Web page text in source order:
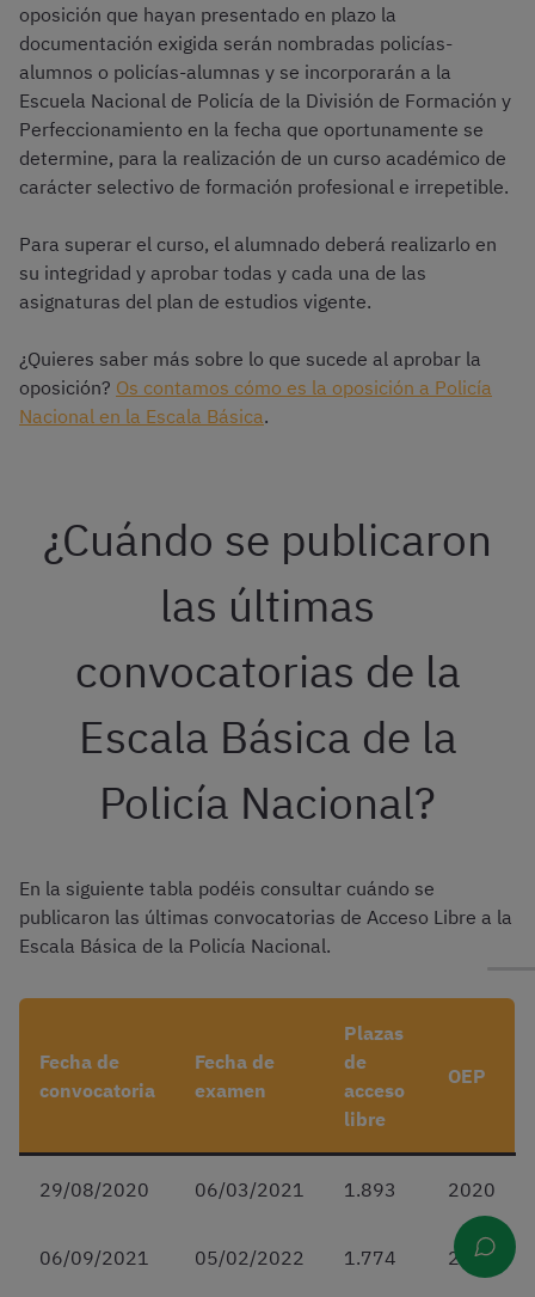
oposición que hayan presentado en plazo la
documentación exigida serán nombradas policías-
alumnos o policías-alumnas y se incorporarán a la
Escuela Nacional de Policía de la División de Formación y
Perfeccionamiento en la fecha que oportunamente se
determine, para la realización de un curso académico de
carácter selectivo de formación profesional e irrepetible.
Para superar el curso, el alumnado deberá realizarlo en
su integridad y aprobar todas y cada una de las
asignaturas del plan de estudios vigente.
¿Quieres saber más sobre lo que sucede al aprobar la
oposición? Os contamos cómo es la oposición a Policía
Nacional en la Escala Básica.
¿Cuándo se publicaron
las últimas
convocatorias de la
Escala Básica de la
Policía Nacional?
En la siguiente tabla podéis consultar cuándo se
publicaron las últimas convocatorias de Acceso Libre a la
Escala Básica de la Policía Nacional.
Fecha de
convocatoria
Fecha de
examen
Plazas
de
acceso
libre
OEP
29/08/2020 06/03/2021 1.893 2020
06/09/2021 05/02/2022 1.774 2021